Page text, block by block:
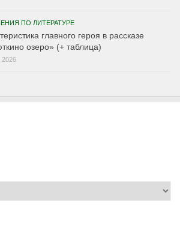
ПО ЛИТЕРАТУРЕ
главного героя в рассказе
озеро» (+ таблица)